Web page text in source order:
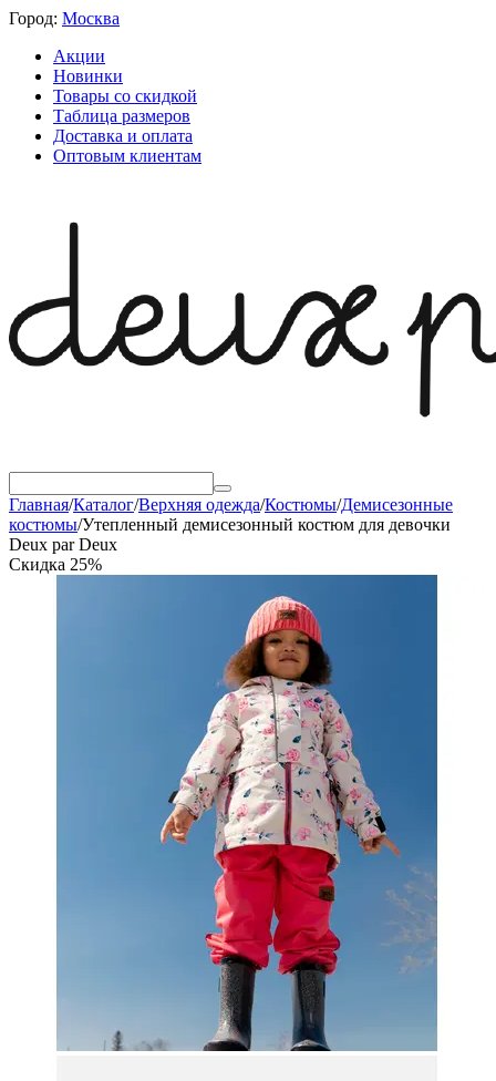
Город: Москва
Акции
Новинки
Товары со скидкой
Таблица размеров
Доставка и оплата
Оптовым клиентам
Главная/Каталог/Верхняя одежда/Костюмы/Демисезонные
костюмы/Утепленный демисезонный костюм для девочки
Deux par Deux
Скидка 25%